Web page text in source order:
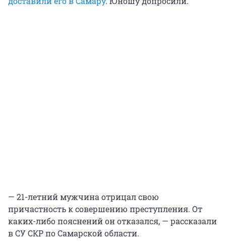
— 21-летний мужчина отрицал свою
причастность к совершению преступления. От
каких-либо пояснений он отказался, — рассказали
в СУ СКР по Самарской области.